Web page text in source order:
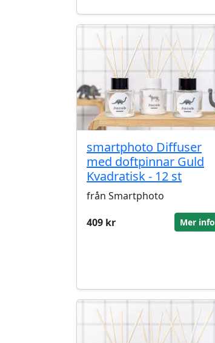
smartphoto Diffuser
med doftpinnar Guld
Kvadratisk - 12 st
från Smartphoto
409 kr
Mer info